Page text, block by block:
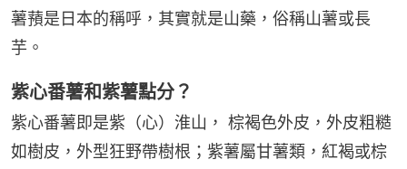
薯蕷是日本的稱呼，其實就是山藥，俗稱山薯或長
芋。
紫心番薯和紫薯點分？
紫心番薯即是紫（心）淮山， 棕褐色外皮，外皮粗糙
如樹皮，外型狂野帶樹根；紫薯屬甘薯類，紅褐或棕